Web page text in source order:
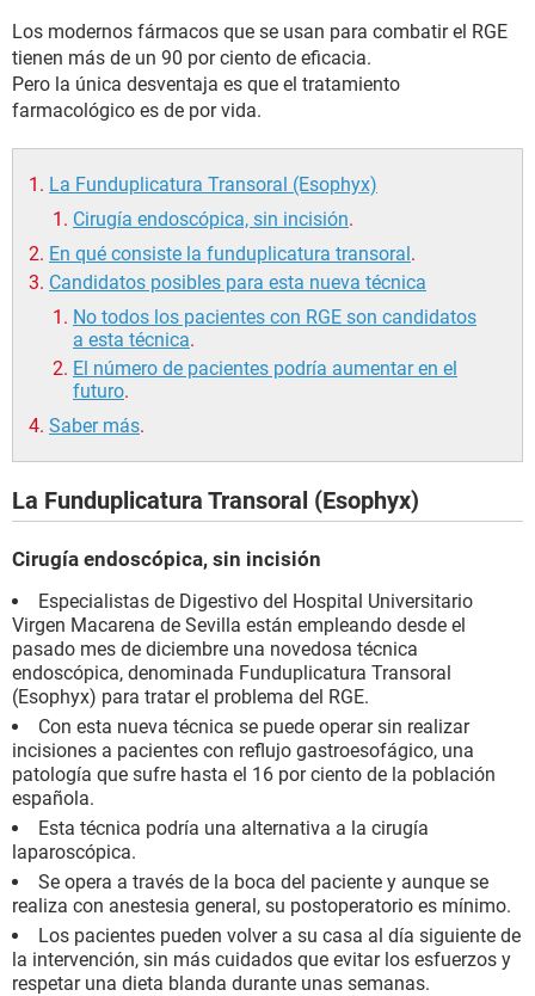
Los modernos fármacos que se usan para combatir el RGE
tienen más de un 90 por ciento de eficacia.
Pero la única desventaja es que el tratamiento
farmacológico es de por vida.
La Funduplicatura Transoral (Esophyx)
Cirugía endoscópica, sin incisión.
En qué consiste la funduplicatura transoral.
Candidatos posibles para esta nueva técnica
No todos los pacientes con RGE son candidatos
a esta técnica.
El número de pacientes podría aumentar en el
futuro.
Saber más.
La Funduplicatura Transoral (Esophyx)
Cirugía endoscópica, sin incisión
Especialistas de Digestivo del Hospital Universitario
Virgen Macarena de Sevilla están empleando desde el
pasado mes de diciembre una novedosa técnica
endoscópica, denominada Funduplicatura Transoral
(Esophyx) para tratar el problema del RGE.
Con esta nueva técnica se puede operar sin realizar
incisiones a pacientes con reflujo gastroesofágico, una
patología que sufre hasta el 16 por ciento de la población
española.
Esta técnica podría una alternativa a la cirugía
laparoscópica.
Se opera a través de la boca del paciente y aunque se
realiza con anestesia general, su postoperatorio es mínimo.
Los pacientes pueden volver a su casa al día siguiente de
la intervención, sin más cuidados que evitar los esfuerzos y
respetar una dieta blanda durante unas semanas.